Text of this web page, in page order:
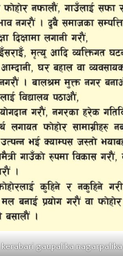
kerabari gaupalika nagarpalika